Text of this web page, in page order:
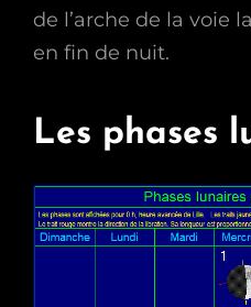
de l’arche de la voie
en fin de nuit.
Les phases